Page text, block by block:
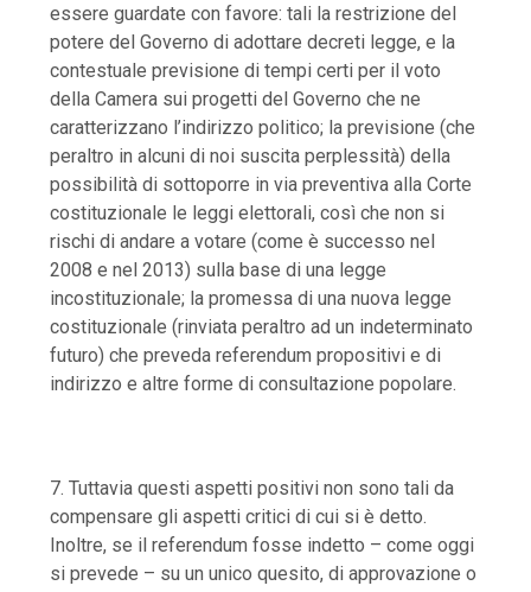
essere guardate con favore: tali la restrizione del
potere del Governo di adottare decreti legge, e la
contestuale previsione di tempi certi per il voto
della Camera sui progetti del Governo che ne
caratterizzano l’indirizzo politico; la previsione (che
peraltro in alcuni di noi suscita perplessità) della
possibilità di sottoporre in via preventiva alla Corte
costituzionale le leggi elettorali, così che non si
rischi di andare a votare (come è successo nel
2008 e nel 2013) sulla base di una legge
incostituzionale; la promessa di una nuova legge
costituzionale (rinviata peraltro ad un indeterminato
futuro) che preveda referendum propositivi e di
indirizzo e altre forme di consultazione popolare.
7. Tuttavia questi aspetti positivi non sono tali da
compensare gli aspetti critici di cui si è detto.
Inoltre, se il referendum fosse indetto – come oggi
si prevede – su un unico quesito, di approvazione o